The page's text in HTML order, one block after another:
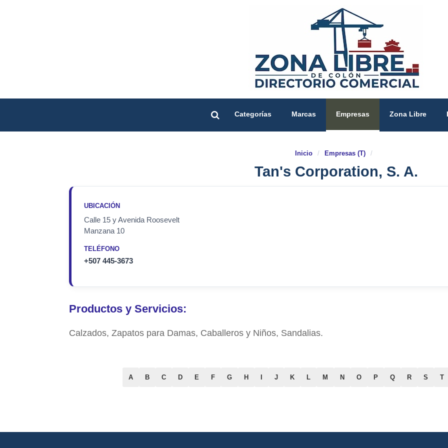
Categorías Marcas Empresas Zona Libre
Inicio / Empresas (T) /
Tan's Corporation, S. A.
UBICACIÓN
Calle 15 y Avenida Roosevelt
Manzana 10
TELÉFONO
+507 445-3673
Productos y Servicios:
Calzados, Zapatos para Damas, Caballeros y Niños, Sandalias.
A B C D E F G H I J K L M N O P Q R S T